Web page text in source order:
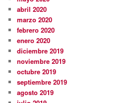
abril 2020
marzo 2020
febrero 2020
enero 2020
diciembre 2019
noviembre 2019
octubre 2019
septiembre 2019
agosto 2019